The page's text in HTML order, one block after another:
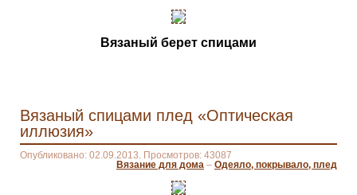
Вязаный берет спицами
Вязаный спицами плед «Оптическая
иллюзия»
Опубликовано: 02.09.2013. Просмотров: 43087
Вязание для дома – Одеяло, покрывало, плед